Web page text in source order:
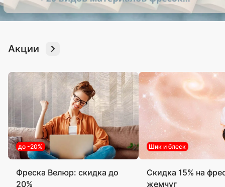
Акции
до -20%
Фреска Велюр: скидка до
20%
Шик и блеск
Скидка 15% на
жемчуг